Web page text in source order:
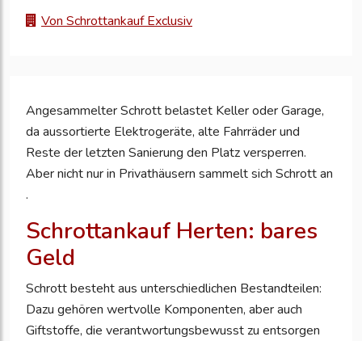
Von Schrottankauf Exclusiv
Angesammelter Schrott belastet Keller oder Garage,
da aussortierte Elektrogeräte, alte Fahrräder und
Reste der letzten Sanierung den Platz versperren.
Aber nicht nur in Privathäusern sammelt sich Schrott an
.
Schrottankauf Herten: bares
Geld
Schrott besteht aus unterschiedlichen Bestandteilen:
Dazu gehören wertvolle Komponenten, aber auch
Giftstoffe, die verantwortungsbewusst zu entsorgen